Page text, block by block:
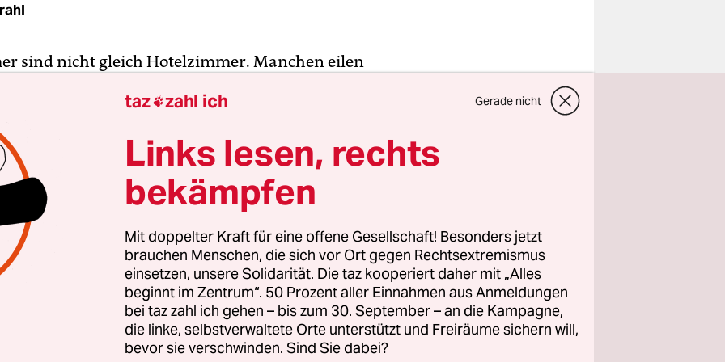
sind nicht gleich Hotelzimmer. Manchen eilen
der britischen Band Pulp und ho­tel­er­probter
er während einer US-Tour erkrankte, checkte Cocker zur
Chateau Marmont ein, dem am unteren Ende des Sunset
Hollywood gelegenen Hotel. Das im Stil eines Loire-
Haus wird seit seiner Eröffnung 1929 von
Musikern und anderen mondänen Persönlichkeiten
sich bereits menschliche Tragödien abgespielt. Zimmer
könnten von Exzessen und Einsamkeit erzählen. Der
Helmut Newton ließ dort etwa sein Leben, als er mit
taz zahl ich Gerade nicht
Links lesen, rechts
bekämpfen
Mit doppelter Kraft für eine offene Gesellschaft! Besonders jetzt
brauchen Menschen, die sich vor Ort gegen Rechtsextremismus
einsetzen, unsere Solidarität. Die taz kooperiert daher mit „Alles
beginnt im Zentrum“. 50 Prozent aller Einnahmen aus Anmeldungen
bei taz zahl ich gehen – bis zum 30. September – an die Kampagne,
die linke, selbstverwaltete Orte unterstützt und Freiräume sichern will,
bevor sie verschwinden. Sind Sie dabei?